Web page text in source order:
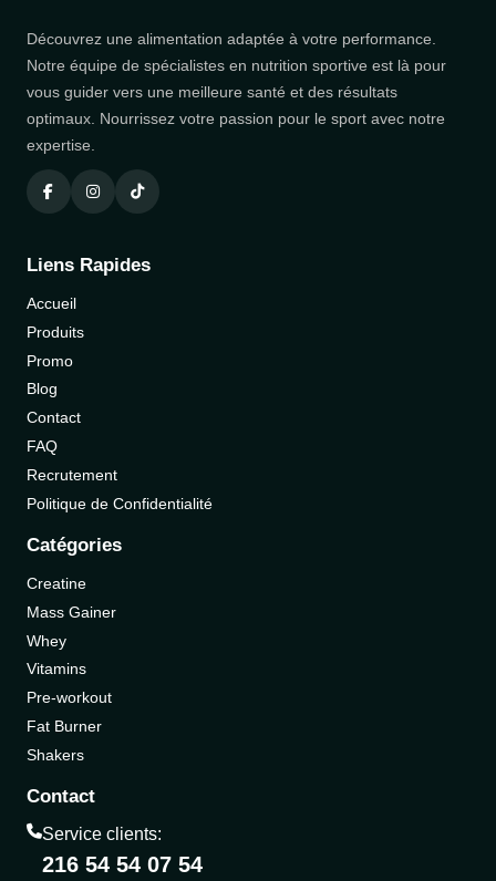
Découvrez une alimentation adaptée à votre performance.
Notre équipe de spécialistes en nutrition sportive est là pour
vous guider vers une meilleure santé et des résultats
optimaux. Nourrissez votre passion pour le sport avec notre
expertise.
Liens Rapides
Accueil
Produits
Promo
Blog
Contact
FAQ
Recrutement
Politique de Confidentialité
Catégories
Creatine
Mass Gainer
Whey
Vitamins
Pre-workout
Fat Burner
Shakers
Contact
Service clients:
216 54 54 07 54